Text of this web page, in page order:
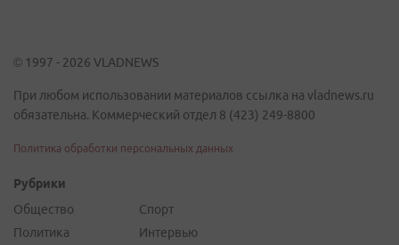
© 1997 - 2026 VLADNEWS
При любом использовании материалов ссылка на vladnews.ru
обязательна. Коммерческий отдел 8 (423) 249-8800
Политика обработки персональных данных
Рубрики
Общество
Политика
Спорт
Интервью